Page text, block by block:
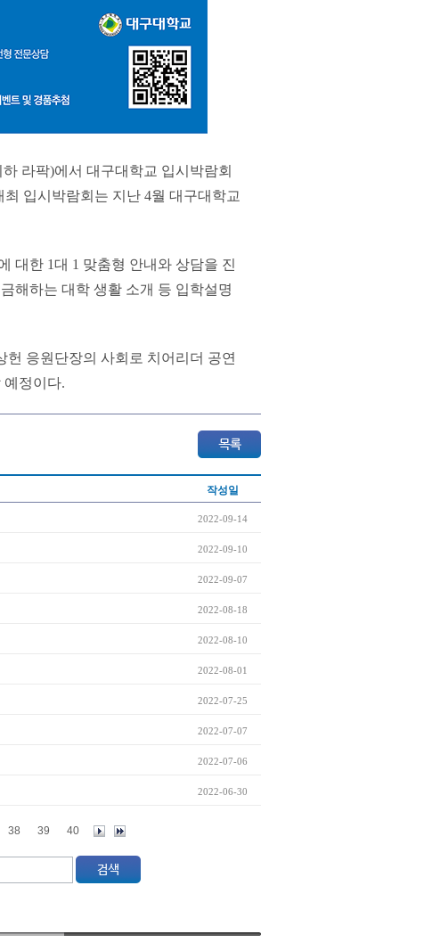
라팍)에서 대구대학교 입시박람회
최 입시박람회는 지난 4월 대구대학교
대한 1대 1 맞춤형 안내와 상담을 진
해하는 대학 생활 소개 등 입학설명
응원단장의 사회로 치어리더 공연
예정이다.
작성일
2022-09-14
2022-09-10
2022-09-07
2022-08-18
2022-08-10
2022-08-01
2022-07-25
2022-07-07
2022-07-06
2022-06-30
38 39 40